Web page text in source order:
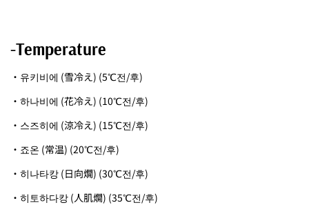
-Temperature
・유키비에 (雪冷え) (5℃전/후)
・하나비에 (花冷え) (10℃전/후)
・스즈히에 (涼冷え) (15℃전/후)
・죠온 (常温) (20℃전/후)
・히나타캉 (日向燗) (30℃전/후)
・히토하다캉 (人肌燗) (35℃전/후)